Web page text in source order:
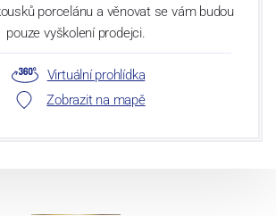
porcelánu a věnovat se vám budou
pouze vyškolení prodejci.
Virtuální prohlídka
Zobrazit na mapě